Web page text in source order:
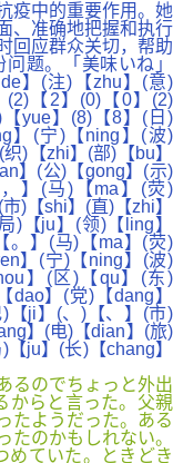
中的重要作用。她
、准确地把握和执行
回应群众关切，帮助
题。「美味いね」
(注)【zhu】(意)
(2)【2】(0)【0】(2)
yue】(8)【8】(日)
】(宁)【ning】(波)
)【zhi】(部)【bu】
】(公)【gong】(示)
】(马)【ma】(荧)
)【shi】(直)【zhi】
)【ju】(领)【ling】
。】(马)【ma】(荧)
】(宁)【ning】(波)
】(区)【qu】(东)
dao】(党)【dang】
【ji】(、)【、】(市)
】(电)【dian】(旅)
ju】(长)【chang】
るのでちょっと外出
からと言った。父親
たようだった。ある
たのかもしれない。
めていた。ときどき